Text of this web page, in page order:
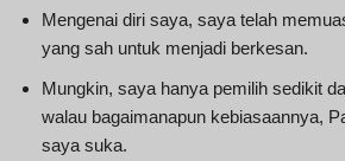
Mengenai diri saya, saya telah
yang sah untuk menjadi berkesan.
Mungkin, saya hanya pemilih sedikit
walau bagaimanapun kebiasaannya,
saya suka.